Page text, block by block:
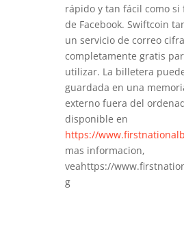
rápido y tan fácil como
de Facebook. Swiftcoin
un servicio de correo
completamente gratis
utilizar. La billetera
guardada en una
externo fuera del
disponible en
https://
mas informacion,
veahttps://
g